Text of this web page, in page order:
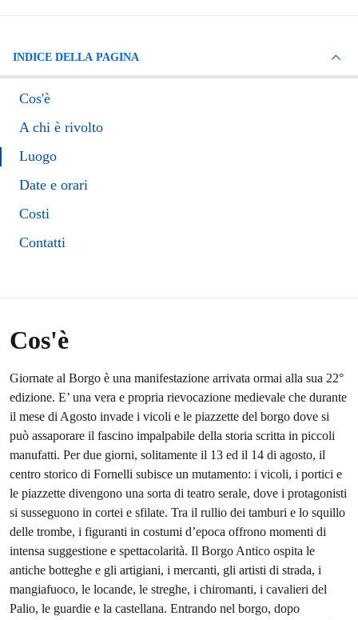
INDICE DELLA PAGINA
Cos'è
A chi è rivolto
Luogo
Date e orari
Costi
Contatti
Cos'è
Giornate al Borgo è una manifestazione arrivata ormai alla sua 22°
edizione. E’ una vera e propria rievocazione medievale che durante
il mese di Agosto invade i vicoli e le piazzette del borgo dove si
può assaporare il fascino impalpabile della storia scritta in piccoli
manufatti. Per due giorni, solitamente il 13 ed il 14 di agosto, il
centro storico di Fornelli subisce un mutamento: i vicoli, i portici e
le piazzette divengono una sorta di teatro serale, dove i protagonisti
si susseguono in cortei e sfilate. Tra il rullio dei tamburi e lo squillo
delle trombe, i figuranti in costumi d’epoca offrono momenti di
intensa suggestione e spettacolarità. Il Borgo Antico ospita le
antiche botteghe e gli artigiani, i mercanti, gli artisti di strada, i
mangiafuoco, le locande, le streghe, i chiromanti, i cavalieri del
Palio, le guardie e la castellana. Entrando nel borgo, dopo